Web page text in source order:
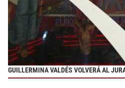
GUILLERMINA VALDÉS VOLVERÁ AL